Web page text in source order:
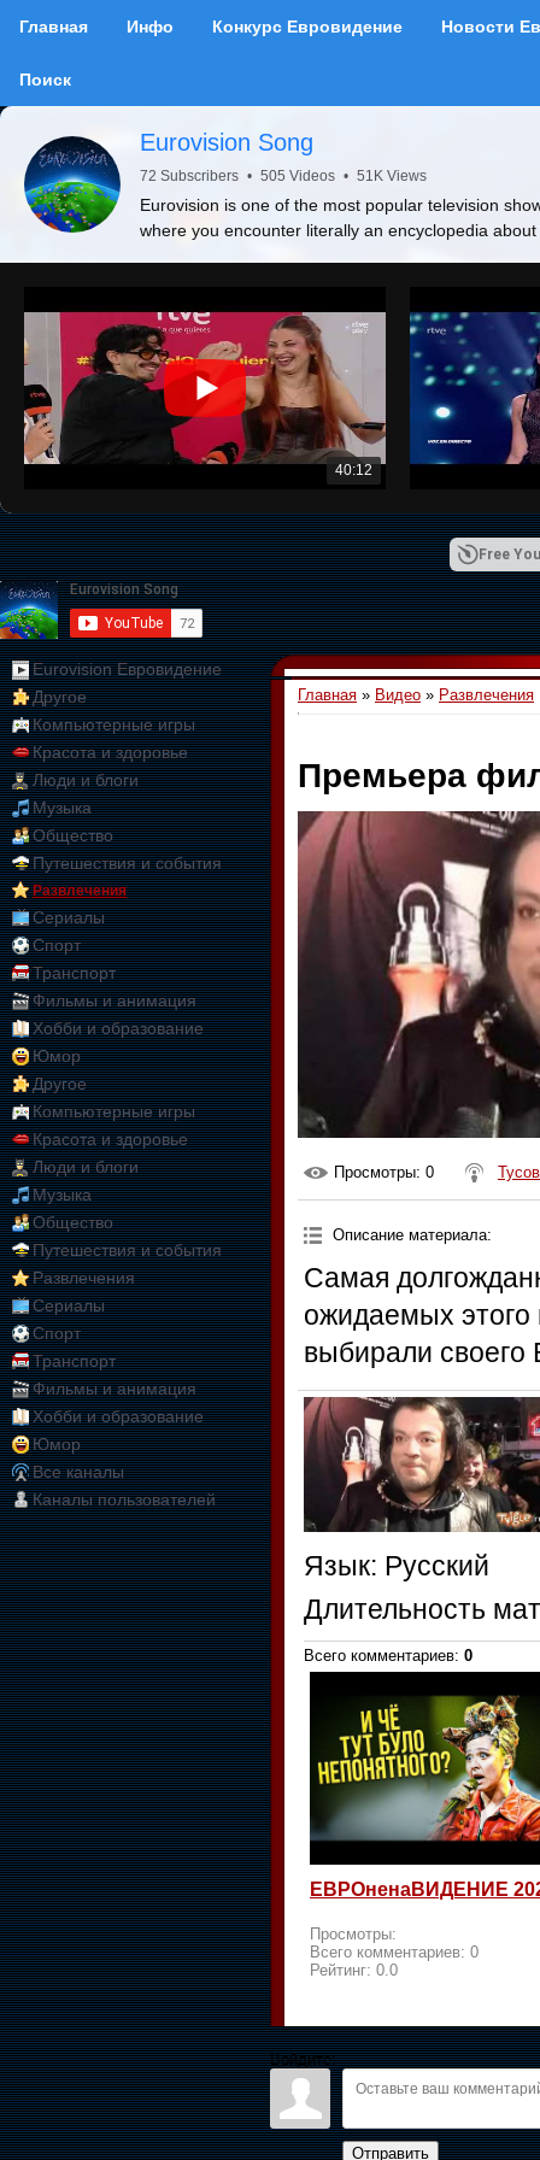
Главная Инфо Конкурс Евровидение Новости
Поиск
Eurovision Song
72 Subscribers • 505 Videos • 51K Views
Eurovision is one of the most popular television
where you encounter literally an encyclopedia
40:12
Free
Eurovision Евровидение
Другое
Компьютерные игры
Красота и здоровье
Люди и блоги
Музыка
Общество
Путешествия и события
Развлечения
Сериалы
Спорт
Транспорт
Фильмы и анимация
Хобби и образование
Юмор
Другое
Компьютерные игры
Красота и здоровье
Люди и блоги
Музыка
Общество
Путешествия и события
Развлечения
Сериалы
Спорт
Транспорт
Фильмы и анимация
Хобби и образование
Юмор
Все каналы
Каналы пользователей
Главная » Видео » Развлечения
Премьера
Просмотры: 0
Описание материала:
Cамая
ожидаемых этого
выбирали своего
Язык: Русский
Длительность
Всего комментариев: 0
ЕВРОненаВИДЕНИЕ
Просмотры:
Всего комментариев: 0
Рейтинг: 0.0
Войдите:
Отправить